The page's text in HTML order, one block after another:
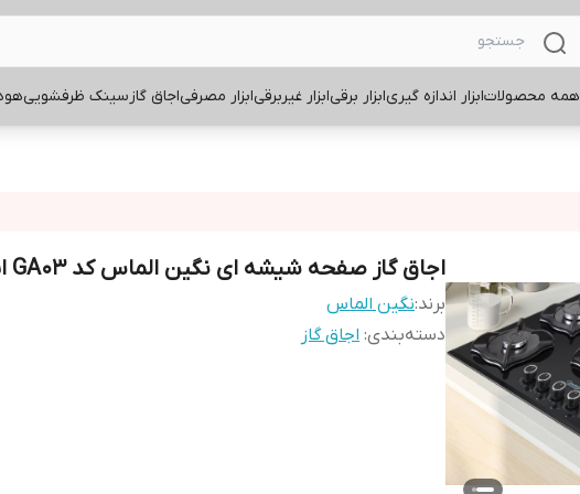
همه محصولاتابزار اندازه گیریابزار برقیابزار غیربرقیابزار مصرفیاجاق گازسینک ظرفشویی
اجاق گاز صفحه شیشه ای نگین الماس کد GA03 ابعاد 89×52
برند:نگین الماس
دسته‌بندی: اجاق گاز